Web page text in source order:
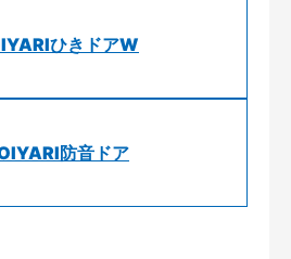
ひきドアW
防音ドア